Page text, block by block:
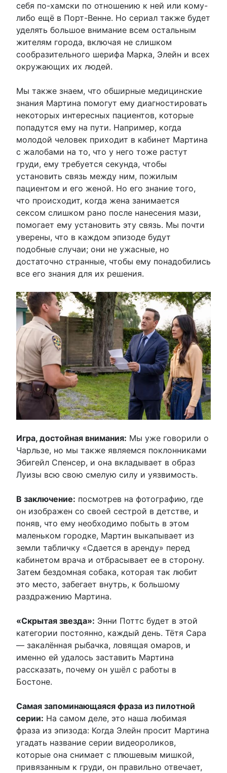
себя по-хамски по отношению к ней или кому-
либо ещё в Порт-Венне. Но сериал также будет
уделять большое внимание всем остальным
жителям города, включая не слишком
сообразительного шерифа Марка, Элейн и всех
окружающих их людей.
Мы также знаем, что обширные медицинские
знания Мартина помогут ему диагностировать
некоторых интересных пациентов, которые
попадутся ему на пути. Например, когда
молодой человек приходит в кабинет Мартина
с жалобами на то, что у него тоже растут
груди, ему требуется секунда, чтобы
установить связь между ним, пожилым
пациентом и его женой. Но его знание того,
что происходит, когда жена занимается
сексом слишком рано после нанесения мази,
помогает ему установить эту связь. Мы почти
уверены, что в каждом эпизоде ​​будут
подобные случаи; они не ужасные, но
достаточно странные, чтобы ему понадобились
все его знания для их решения.
Игра, достойная внимания: Мы уже говорили о
Чарльзе, но мы также являемся поклонниками
Эбигейл Спенсер, и она вкладывает в образ
Луизы всю свою смелую силу и уязвимость.
В заключение: посмотрев на фотографию, где
он изображен со своей сестрой в детстве, и
поняв, что ему необходимо побыть в этом
маленьком городке, Мартин выкапывает из
земли табличку «Сдается в аренду» перед
кабинетом врача и отбрасывает ее в сторону.
Затем бездомная собака, которая так любит
это место, забегает внутрь, к большому
раздражению Мартина.
«Скрытая звезда»: Энни Поттс будет в этой
категории постоянно, каждый день. Тётя Сара
— закалённая рыбачка, ловящая омаров, и
именно ей удалось заставить Мартина
рассказать, почему он ушёл с работы в
Бостоне.
Самая запоминающаяся фраза из пилотной
серии: На самом деле, это наша любимая
фраза из эпизода: Когда Элейн просит Мартина
угадать название серии видеороликов,
которые она снимает с плюшевым мишкой,
привязанным к груди, он правильно отвечает,